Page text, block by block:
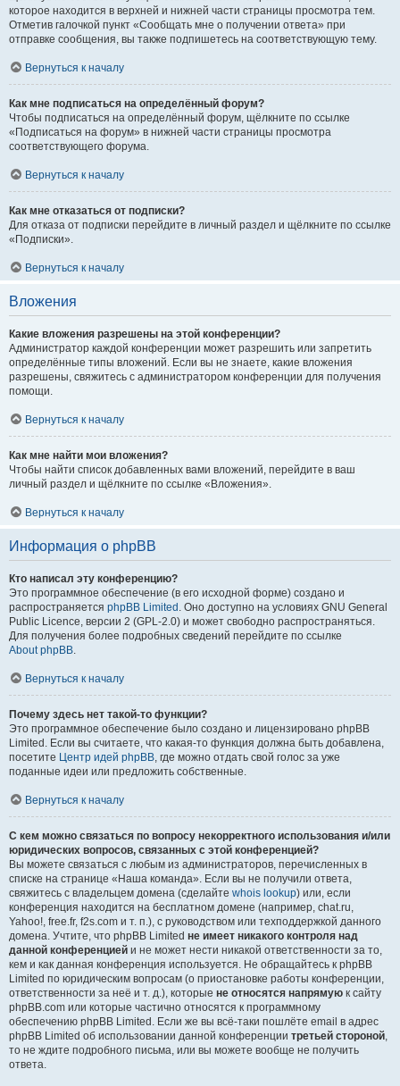
которое находится в верхней и нижней части страницы просмотра тем.
Отметив галочкой пункт «Сообщать мне о получении ответа» при
отправке сообщения, вы также подпишетесь на соответствующую тему.
Вернуться к началу
Как мне подписаться на определённый форум?
Чтобы подписаться на определённый форум, щёлкните по ссылке
«Подписаться на форум» в нижней части страницы просмотра
соответствующего форума.
Вернуться к началу
Как мне отказаться от подписки?
Для отказа от подписки перейдите в личный раздел и щёлкните по ссылке
«Подписки».
Вернуться к началу
Вложения
Какие вложения разрешены на этой конференции?
Администратор каждой конференции может разрешить или запретить
определённые типы вложений. Если вы не знаете, какие вложения
разрешены, свяжитесь с администратором конференции для получения
помощи.
Вернуться к началу
Как мне найти мои вложения?
Чтобы найти список добавленных вами вложений, перейдите в ваш
личный раздел и щёлкните по ссылке «Вложения».
Вернуться к началу
Информация о phpBB
Кто написал эту конференцию?
Это программное обеспечение (в его исходной форме) создано и
распространяется phpBB Limited . Оно доступно на условиях GNU General
Public Licence, версии 2 (GPL-2.0) и может свободно распространяться.
Для получения более подробных сведений перейдите по ссылке
About phpBB.
Вернуться к началу
Почему здесь нет такой-то функции?
Это программное обеспечение было создано и лицензировано phpBB
Limited. Если вы считаете, что какая-то функция должна быть добавлена,
посетите Центр идей phpBB, где можно отдать свой голос за уже
поданные идеи или предложить собственные.
Вернуться к началу
С кем можно связаться по вопросу некорректного использования и/или
юридических вопросов, связанных с этой конференцией?
Вы можете связаться с любым из администраторов, перечисленных в
списке на странице «Наша команда». Если вы не получили ответа,
свяжитесь с владельцем домена (сделайте whois lookup) или, если
конференция находится на бесплатном домене (например, chat.ru,
Yahoo!, free.fr, f2s.com и т. п.), с руководством или техподдержкой данного
домена. Учтите, что phpBB Limited не имеет никакого контроля над
данной конференцией и не может нести никакой ответственности за то,
кем и как данная конференция используется. Не обращайтесь к phpBB
Limited по юридическим вопросам (о приостановке работы конференции,
ответственности за неё и т. д.), которые не относятся напрямую к сайту
phpBB.com или которые частично относятся к программному
обеспечению phpBB Limited. Если же вы всё-таки пошлёте email в адрес
phpBB Limited об использовании данной конференции третьей стороной,
то не ждите подробного письма, или вы можете вообще не получить
ответа.